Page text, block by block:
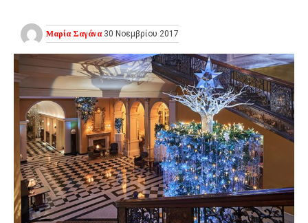
Μαρία Σαγάνα 30 Νοεμβρίου 2017